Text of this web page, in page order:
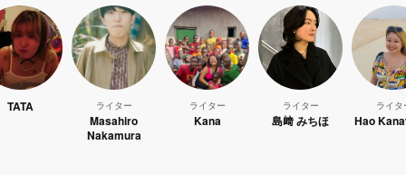
Nakamura
島﨑 みちほ Hao Kanayama